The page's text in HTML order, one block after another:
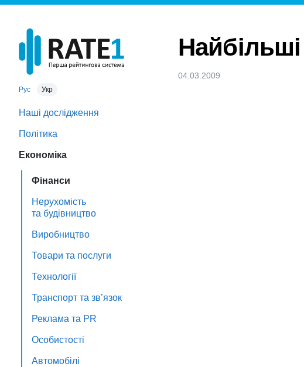
Рус Укр
Наші дослідження
Політика
Економіка
Фінанси
Нерухомість
та будівництво
Виробництво
Товари та послуги
Технології
Транспорт та зв’язок
Реклама та PR
Особистості
Автомобілі
04.03.2009